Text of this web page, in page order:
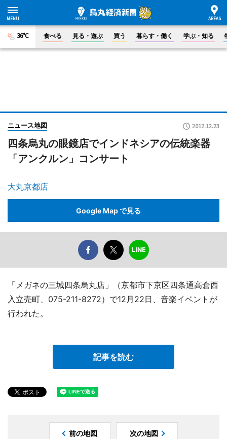
36°C 食べる 見る・遊ぶ 買う 暮らす・働く 学ぶ・知る
ニュース地図 2012.12.23
四条烏丸の眼鏡店でインドネシアの伝統楽器
「アンクルン」コンサート
大丸京都店
Google Map で見る
「メガネの三城四条烏丸店」（京都市下京区四条通高倉西
入立売町、075-211-8272）で12月22日、音楽イベントが
行われた。
記事を読む
前の地図 次の地図